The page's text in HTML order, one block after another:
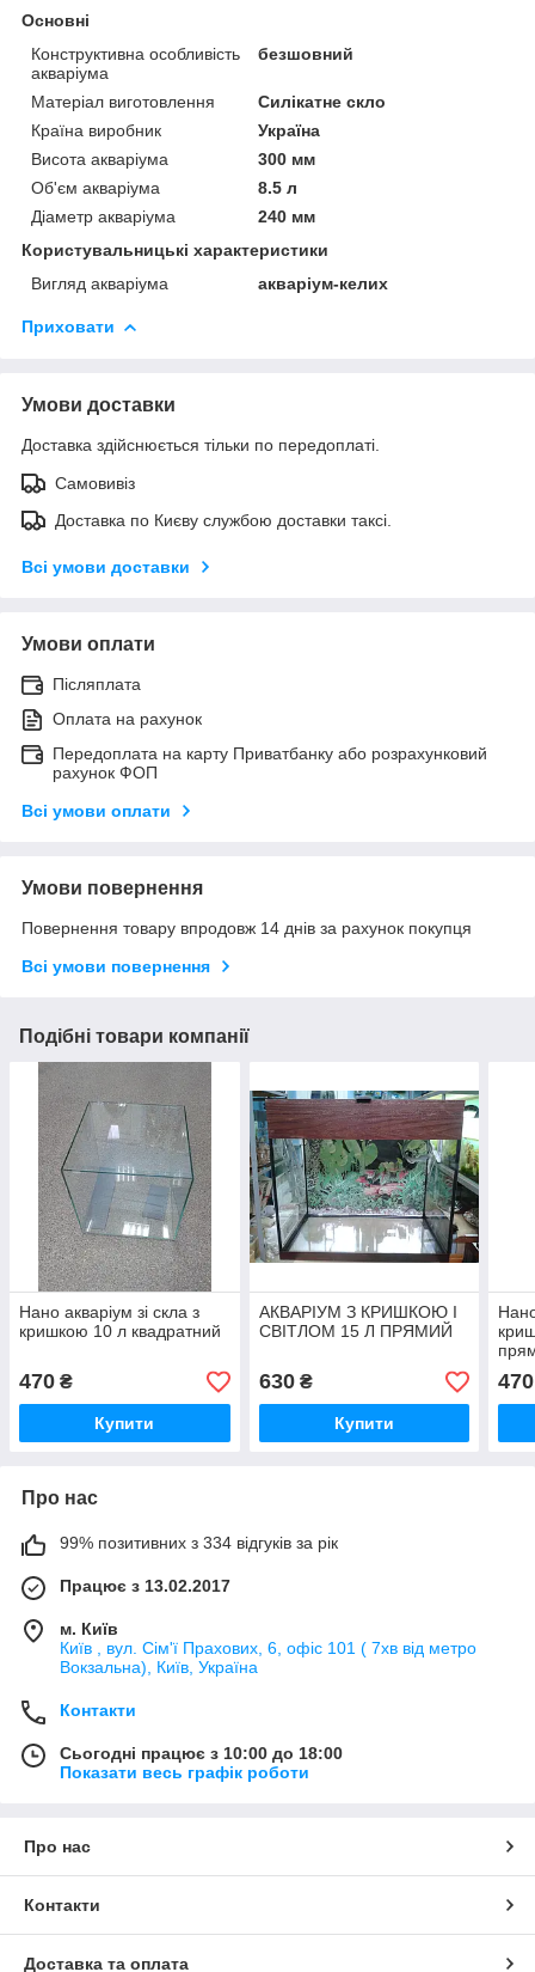
Основні
Конструктивна особливість
акваріума
безшовний
Матеріал виготовлення
Силікатне скло
Країна виробник
Україна
Висота акваріума
300 мм
Об'єм акваріума
8.5 л
Діаметр акваріума
240 мм
Користувальницькі характеристики
Вигляд акваріума
акваріум-келих
Приховати
Умови доставки
Доставка здійснюється тільки по передоплаті.
Самовивіз
Доставка по Києву службою доставки таксі.
Всі умови доставки
Умови оплати
Післяплата
Оплата на рахунок
Передоплата на карту Приватбанку або розрахунковий
рахунок ФОП
Всі умови оплати
Умови повернення
Повернення товару впродовж 14 днів за рахунок покупця
Всі умови повернення
Подібні товари компанії
Нано акваріум зі скла з
кришкою 10 л квадратний
470 ₴
Купити
АКВАРІУМ З КРИШКОЮ І
СВІТЛОМ 15 Л ПРЯМИЙ
630₴
Купити
470
Про нас
99% позитивних з 334 відгуків за рік
Працює з 13.02.2017
м. Київ
Київ , вул. Сім'ї Прахових, 6, офіс 101 ( 7хв від метро
Вокзальна), Київ, Україна
Контакти
Сьогодні працює з 10:00 до 18:00
Показати весь графік роботи
Про нас
Контакти
Доставка та оплата